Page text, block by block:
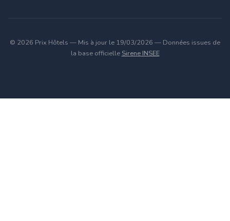
© 2026 Prix Hôtels — Mis à jour le 19/03/2026 — Données issues de
la base officielle Sirene INSEE